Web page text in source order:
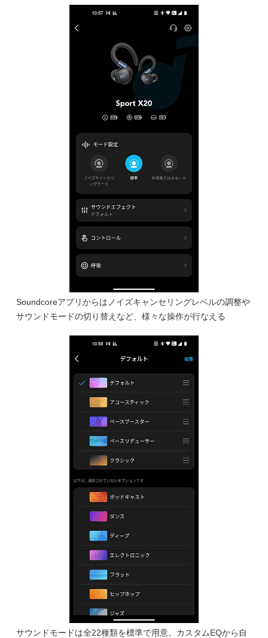
Soundcoreアプリからはノイズキャンセリングレベルの調整や
サウンドモードの切り替えなど、様々な操作が行なえる
サウンドモードは全22種類を標準で用意。カスタムEQから自